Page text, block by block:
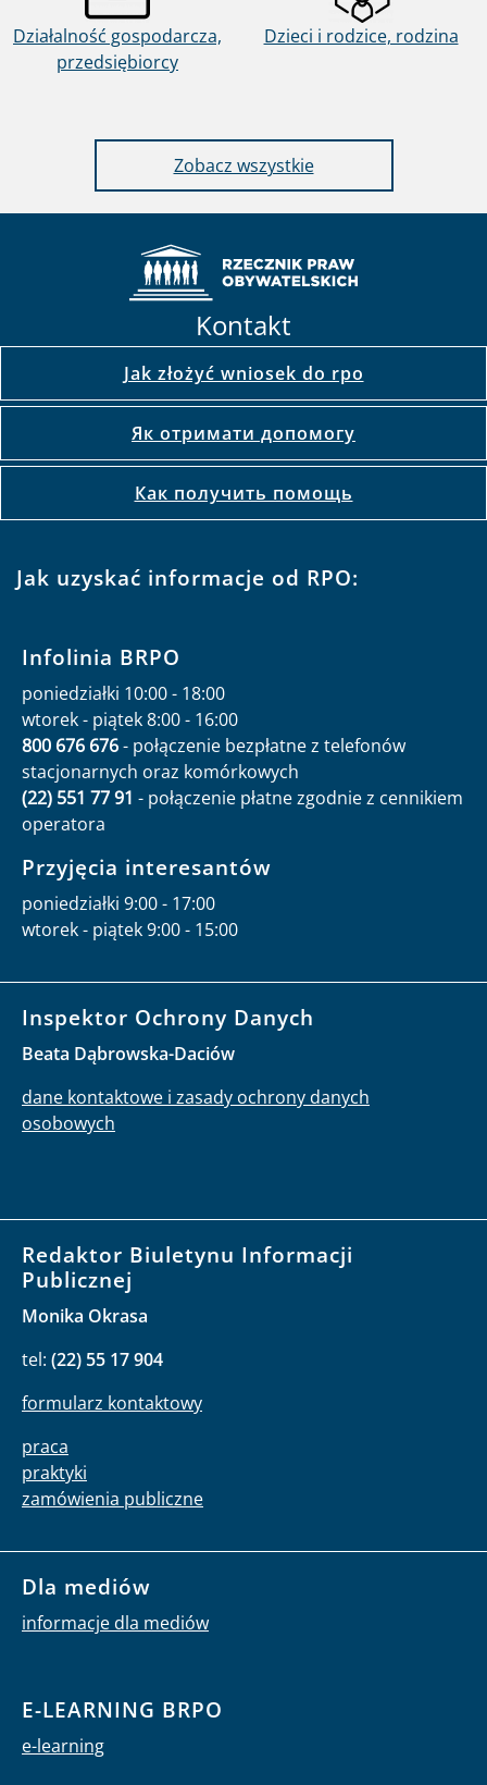
Działalność gospodarcza,
przedsiębiorcy
Dzieci i rodzice, rodzina
Zobacz wszystkiesprawy dla obywateli
Kontakt
Jak złożyć wniosek do rpo
Як отримати допомогу
Как получить помощь
Jak uzyskać informacje od RPO:
Infolinia BRPO
poniedziałki 10:00 - 18:00
wtorek - piątek 8:00 - 16:00
800 676 676- połączenie bezpłatne z telefonów
stacjonarnych oraz komórkowych
(22) 551 77 91 - połączenie płatne zgodnie z cennikiem
operatora
Przyjęcia interesantów
poniedziałki 9:00 - 17:00
wtorek - piątek 9:00 - 15:00
Inspektor Ochrony Danych
Beata Dąbrowska-Daciów
dane kontaktowe i zasady ochrony danych
osobowych
Redaktor Biuletynu Informacji
Publicznej
Monika Okrasa
tel: (22) 55 17 904
formularz kontaktowy
praca
praktyki
zamówienia publiczne
Dla mediów
informacje dla mediów
E-LEARNING BRPO
e-learning